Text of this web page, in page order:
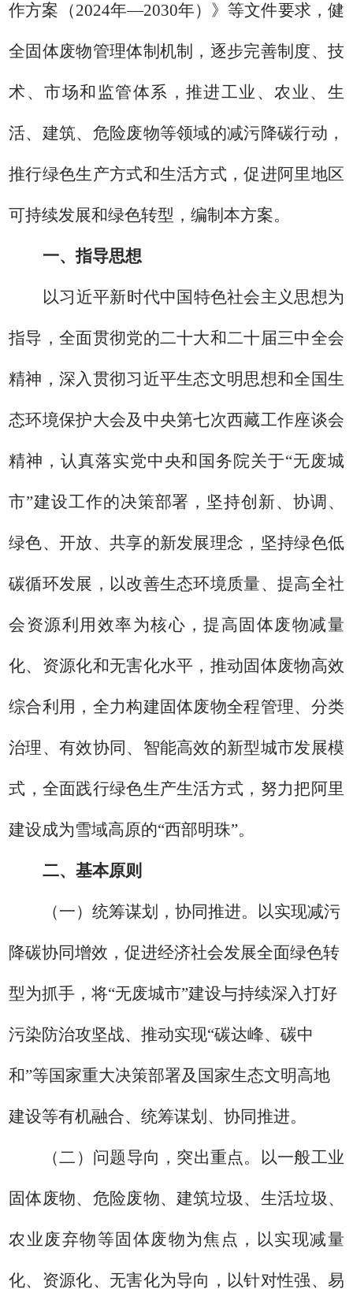
作方案（2024年—2030年）》等文件要求，健
全固体废物管理体制 机制，逐步完善制度、技
术、市场和监管体系，推进工业、农业、生
活、建筑、 危险废物等领域的减污降碳行动，
推行绿色生产方式和生活方式，促进阿里地区
可持续发展和绿色转型，编制本方案。
一、指导思想
以习近平新时代中国特色社会主义思想为
指导，全面贯彻党的二十大和二十届三中全会
精神，深入贯彻习近平生态文明思想和全国生
态环境保护大会及中央第七次西藏工作座谈会
精神 ，认真落实党中央和国务院关于“无废城
市”建设工作的决策部署，坚持创新、协调、
绿色、开放、共享的新发展理念，坚持绿色低
碳循环发展，以改善生态环境质量、提高全社
会资源利用效率为核心，提高固体废物减量
化、资源化和无害化水平， 推动固体废物高效
综合利用，全力构建固体废物全程管理、分类
治理、有效协同、智能高效的新型城市发展模
式 ，全面践行绿色生产生活方式， 努力把阿里
建设成为雪域高原的“西部明珠”。
二、基本原则
（一）统筹谋划，协同推进。 以实现减污
降碳协同增效 ，促进经济社会发展全面绿色转
型为抓手 ，将“无废城市”建设与持续深入打好
污染防治攻坚战、推动实现“碳达峰、碳中
和”等国家重大决策部署及国家生态文明高地
建设等有机融合、统筹谋划 、协同推进。
（二）问题导向，突出重点。 以一般工业
固体废物、危险废物、建筑垃圾、生活垃圾、
农业废弃物等固体废物为焦点， 以实现减量
化、资源化、无害化为导向， 以针对性强、易